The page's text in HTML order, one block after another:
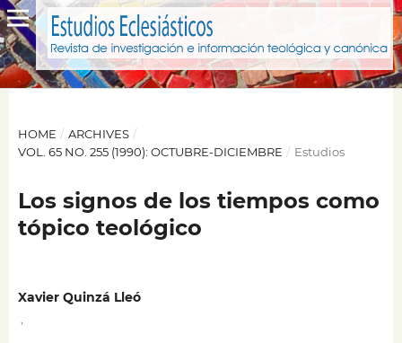
HOME / ARCHIVES /
VOL. 65 NO. 255 (1990): OCTUBRE-DICIEMBRE / Estudios
Los signos de los tiempos como
tópico teológico
Xavier Quinzá Lleó